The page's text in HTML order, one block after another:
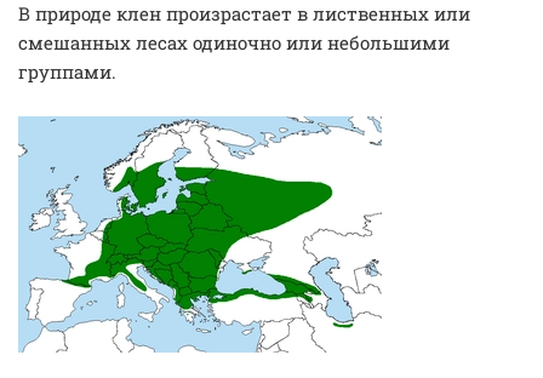
В природе клен произрастает в лиственных или
смешанных лесах одиночно или небольшими
группами.